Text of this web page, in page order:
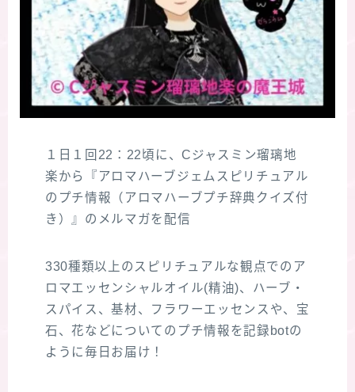
１日１回22：22頃に、Cジャスミン瑠璃地
楽から『アロマハーブジェムスピリチュアル
のプチ情報（アロマハーブプチ辞典クイズ付
き）』のメルマガを配信
330種類以上のスピリチュアルな観点でのア
ロマエッセンシャルオイル(精油)、ハーブ・
スパイス、基材、フラワーエッセンスや、宝
石、花などについてのプチ情報を記録botの
ように毎日お届け！